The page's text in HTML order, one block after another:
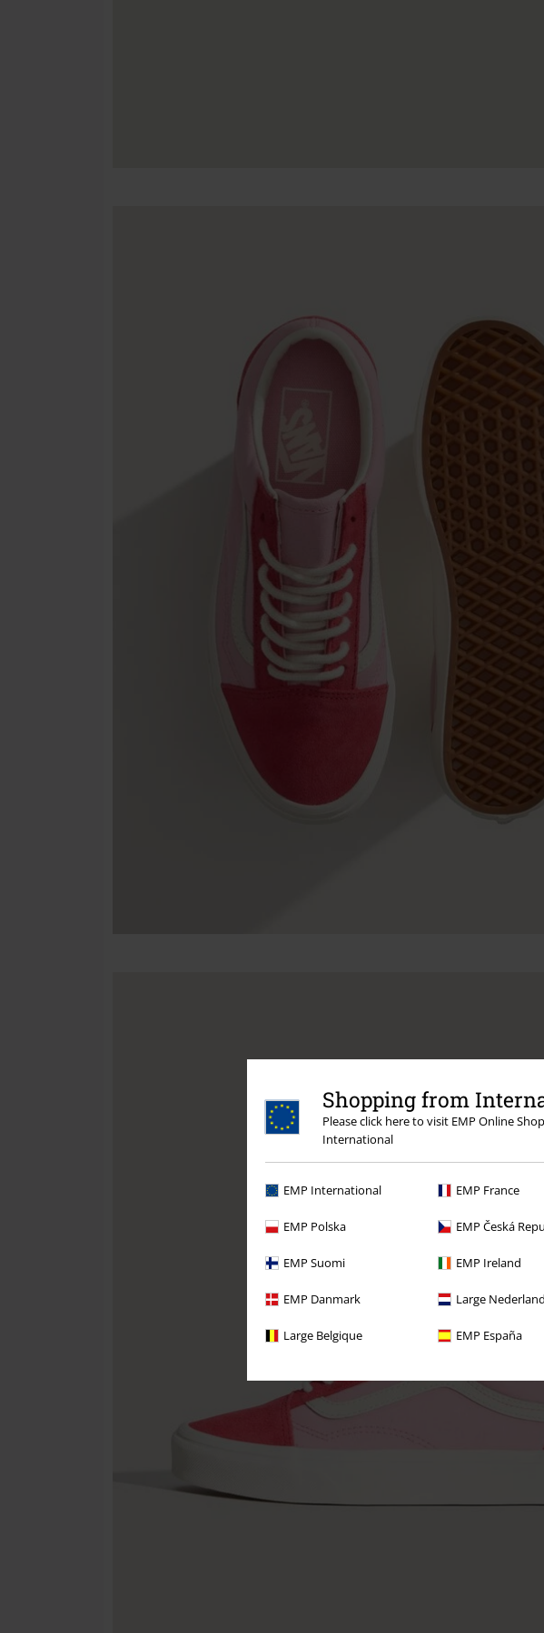
Shopping from
Please click here to visit EMP Online
International
EMP International EMP France
EMP Polska EMP Česká
EMP Suomi EMP Ireland
EMP Danmark Large Nederland
Large Belgique EMP España